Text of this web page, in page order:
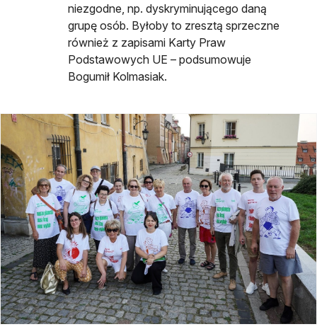
niezgodne, np. dyskryminującego daną
grupę osób. Byłoby to zresztą sprzeczne
również z zapisami Karty Praw
Podstawowych UE – podsumowuje
Bogumił Kolmasiak.